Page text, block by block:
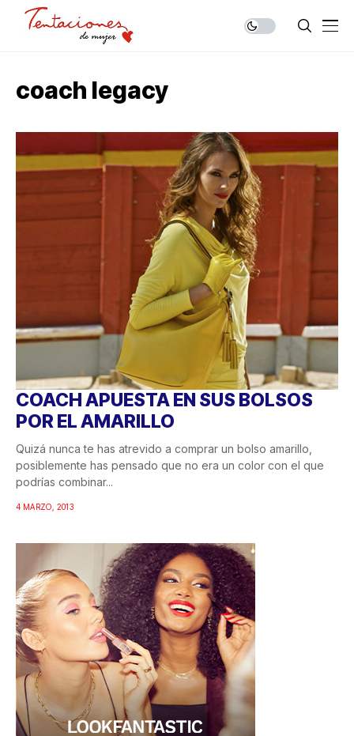
coach legacy
COACH APUESTA EN SUS BOLSOS
POR EL AMARILLO
Quizá nunca te has atrevido a comprar un bolso amarillo,
posiblemente has pensado que no era un color con el que
podrías combinar...
4 MARZO, 2013